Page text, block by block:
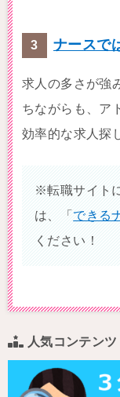
ナースで
求人の多さが強
ちながらも、ア
効率的な求人探
※転職サイト
は、「できる
ください！
人気コンテンツ